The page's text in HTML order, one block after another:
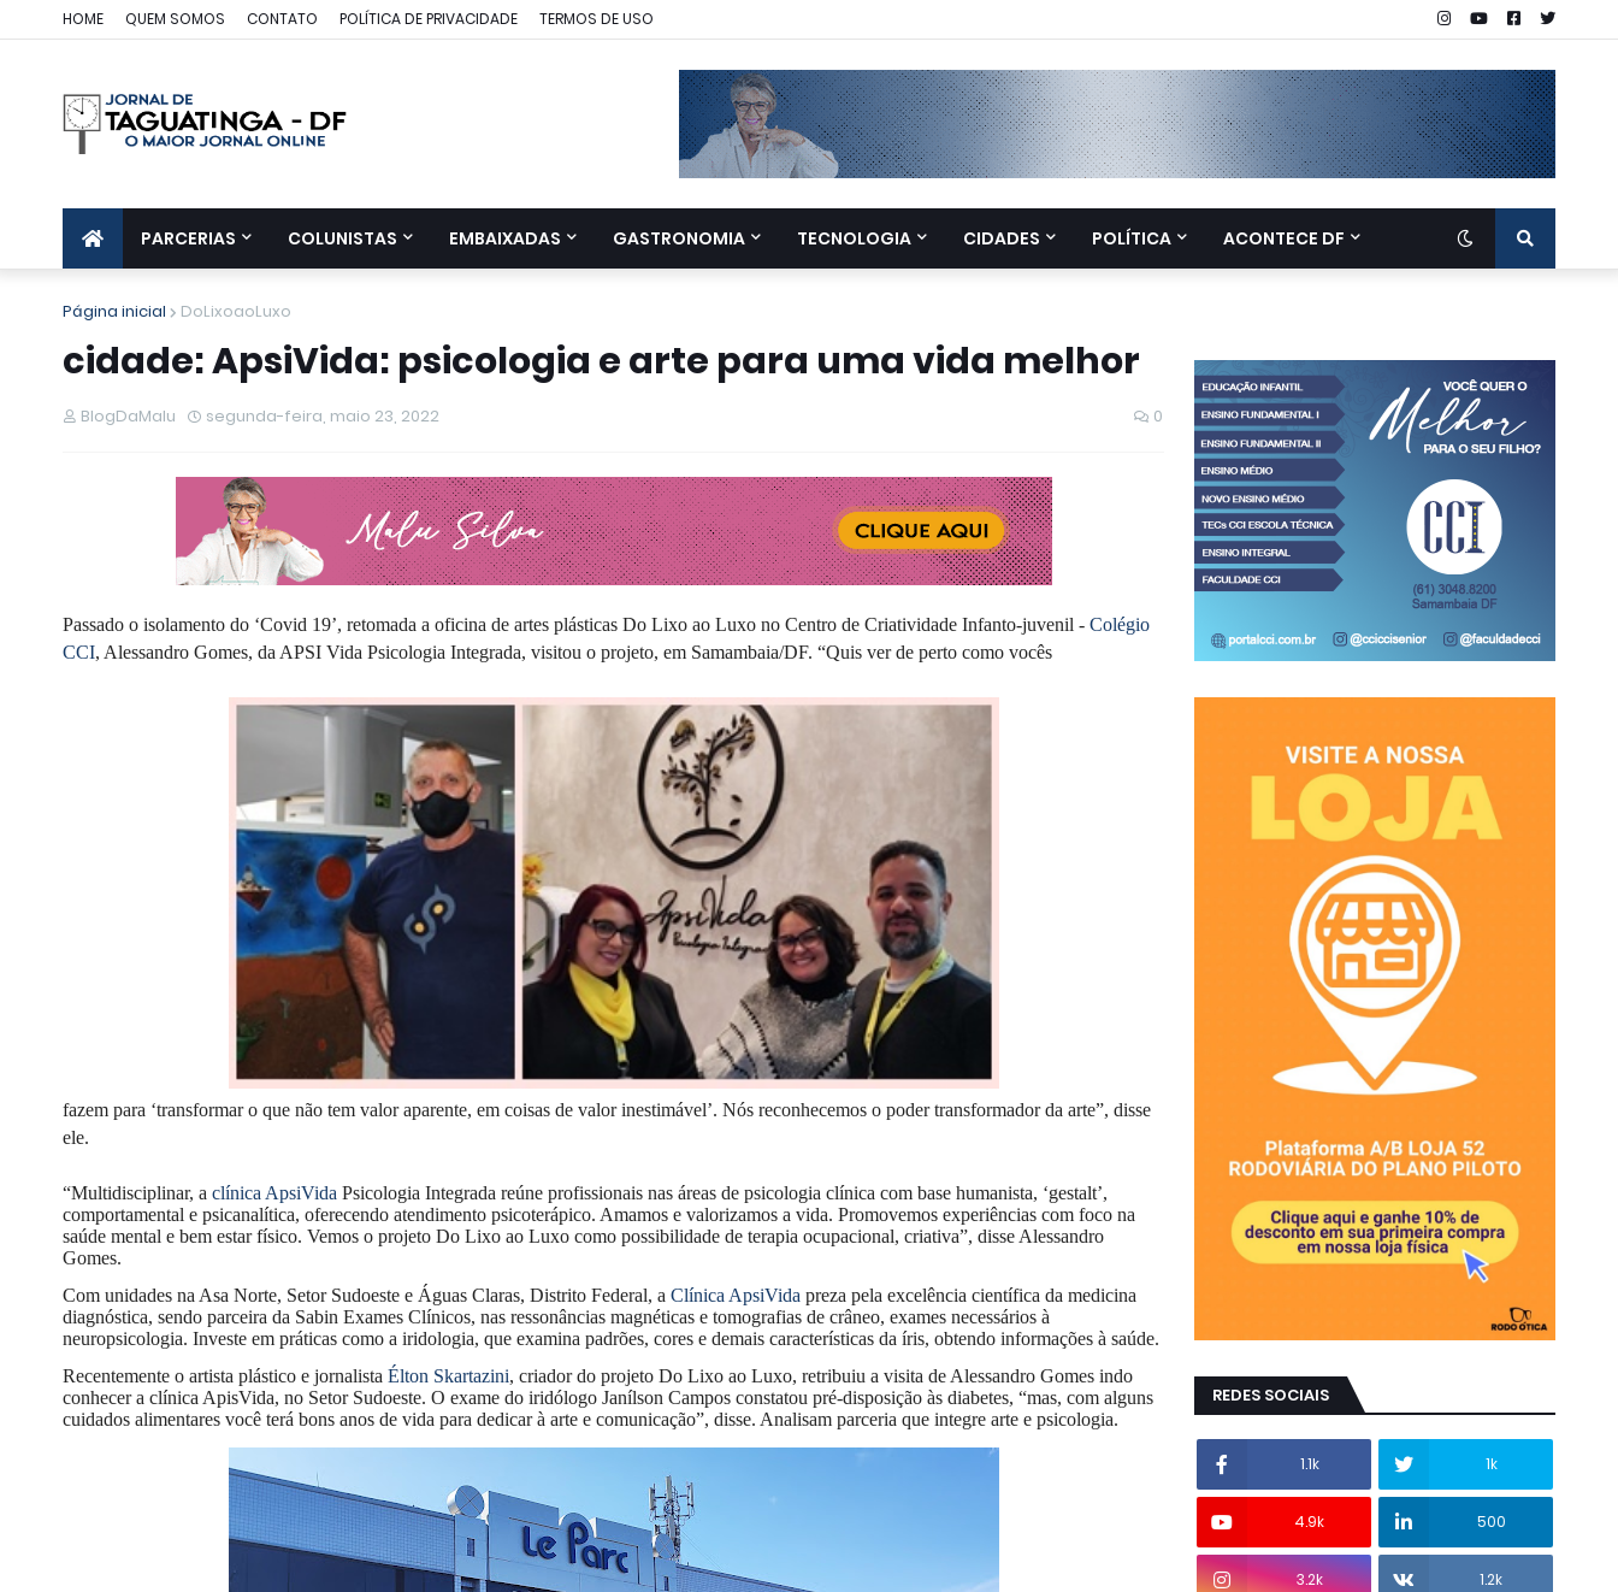
HOME QUEM SOMOS CONTATO POLÍTICA DE PRIVACIDADE TERMOS DE USO
PARCERIAS COLUNISTAS EMBAIXADAS GASTRONOMIA TECNOLOGIA CIDADES POLÍTICA ACONTECE DF
Página inicial DoLixoaoLuxo
cidade: ApsiVida: psicologia e arte para uma vida melhor
BlogDaMalu segunda-feira, maio 23, 2022 0
Passado o isolamento do ‘Covid 19’, retomada a oficina de artes plásticas Do Lixo ao Luxo no Centro de Criatividade Infanto-juvenil - Colégio
CCI, Alessandro Gomes, da APSI Vida Psicologia Integrada, visitou o projeto, em Samambaia/DF. “Quis ver de perto como vocês
fazem para ‘transformar o que não tem valor aparente, em coisas de valor inestimável’. Nós reconhecemos o poder transformador da arte”, disse
ele.
“Multidisciplinar, a clínica ApsiVida Psicologia Integrada reúne profissionais nas áreas de psicologia clínica com base humanista, ‘gestalt’,
comportamental e psicanalítica, oferecendo atendimento psicoterápico. Amamos e valorizamos a vida. Promovemos experiências com foco na
saúde mental e bem estar físico. Vemos o projeto Do Lixo ao Luxo como possibilidade de terapia ocupacional, criativa”, disse Alessandro
Gomes.
Com unidades na Asa Norte, Setor Sudoeste e Águas Claras, Distrito Federal, a Clínica ApsiVida preza pela excelência científica da medicina
diagnóstica, sendo parceira da Sabin Exames Clínicos, nas ressonâncias magnéticas e tomografias de crâneo, exames necessários à
neuropsicologia. Investe em práticas como a iridologia, que examina padrões, cores e demais características da íris, obtendo informações à saúde.
Recentemente o artista plástico e jornalista Élton Skartazini, criador do projeto Do Lixo ao Luxo, retribuiu a visita de Alessandro Gomes indo
conhecer a clínica ApisVida, no Setor Sudoeste. O exame do iridólogo Janílson Campos constatou pré-disposição às diabetes, “mas, com alguns
cuidados alimentares você terá bons anos de vida para dedicar à arte e comunicação”, disse. Analisam parceria que integre arte e psicologia.
REDES SOCIAIS
1.1k 1k
4.9k 500
3.2k 1.2k